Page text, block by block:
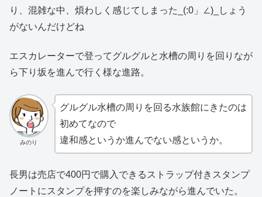
り、混雑な中、煩わしく感じてしまった_(:0」∠)_しょう
がないんだけどね
エスカレーターで登ってグルグルと水槽の周りを回りなが
ら下り坂を進んで行く様な進路。
みのり
グルグル水槽の周りを回る水族館にきたのは
初めてなので
違和感というか進んでない感というか。
長男は売店で400円で購入できるストラップ付きスタンプ
ノートにスタンプを押すのを楽しみながら進んでいた。